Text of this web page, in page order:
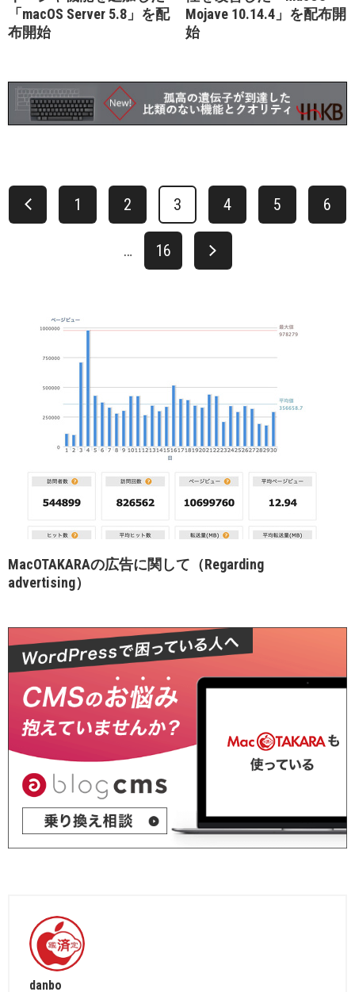
「macOS Server 5.8」を配
布開始
Mojave 10.14.4」を配布開
始
1 2 3 4 5 6
… 16
MacOTAKARAの広告に関して（Regarding
advertising）
danbo